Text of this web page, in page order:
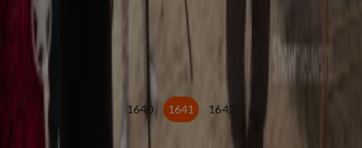
BN'ers
Wendy's langgekoesterde droom komt uit
2 aug 2024, 16:04
1640 1641 1642